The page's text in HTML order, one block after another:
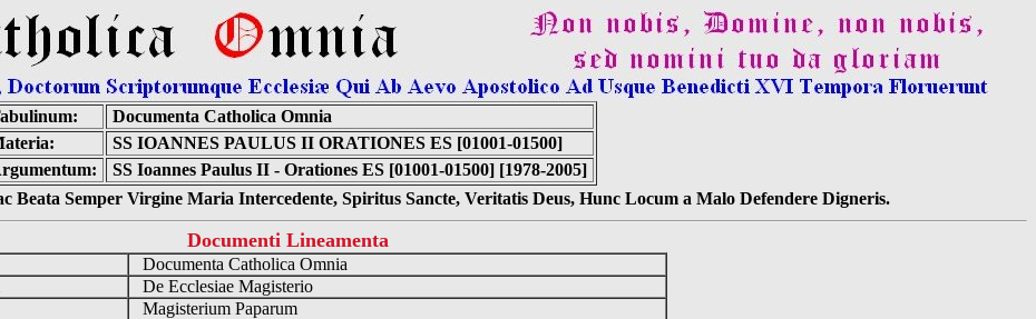
Documenta Catholica Omnia
SS IOANNES PAULUS II ORATIONES ES [01001-01500]
SS Ioannes Paulus II - Orationes ES [01001-01500] [1978-2005]
Beata Semper Virgine Maria Intercedente, Spiritus Sancte, Veritatis Deus, Hunc Locum a Malo Defendere Digneris.
Documenti Lineamenta
Documenta Catholica Omnia
De Ecclesiae Magisterio
Magisterium Paparum